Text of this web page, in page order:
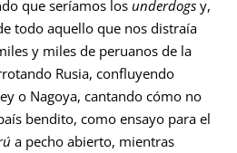
que seríamos los underdogsy,
todo aquello que nos distraía
y miles de peruanos de la
Rusia, confluyendo
o Nagoya, cantando cómo no
bendito, como ensayo para el
a pecho abierto, mientras